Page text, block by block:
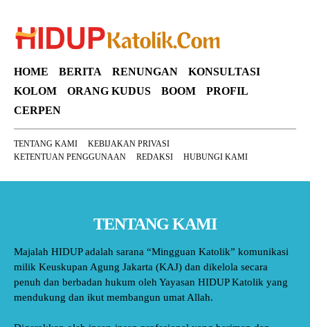
HOME BERITA RENUNGAN
KONSULTASI
KOLOM
ORANG KUDUS BOOM
PROFIL
CERPEN
TENTANG KAMI
KEBIJAKAN PRIVASI
KETENTUAN PENGGUNAAN
REDAKSI HUBUNGI KAMI
TENTANG KAMI
Majalah HIDUP adalah sarana “Mingguan Katolik” komunikasi
milik Keuskupan Agung Jakarta (KAJ) dan dikelola secara
penuh dan berbadan hukum oleh Yayasan HIDUP Katolik yang
mendukung dan ikut membangun umat Allah.